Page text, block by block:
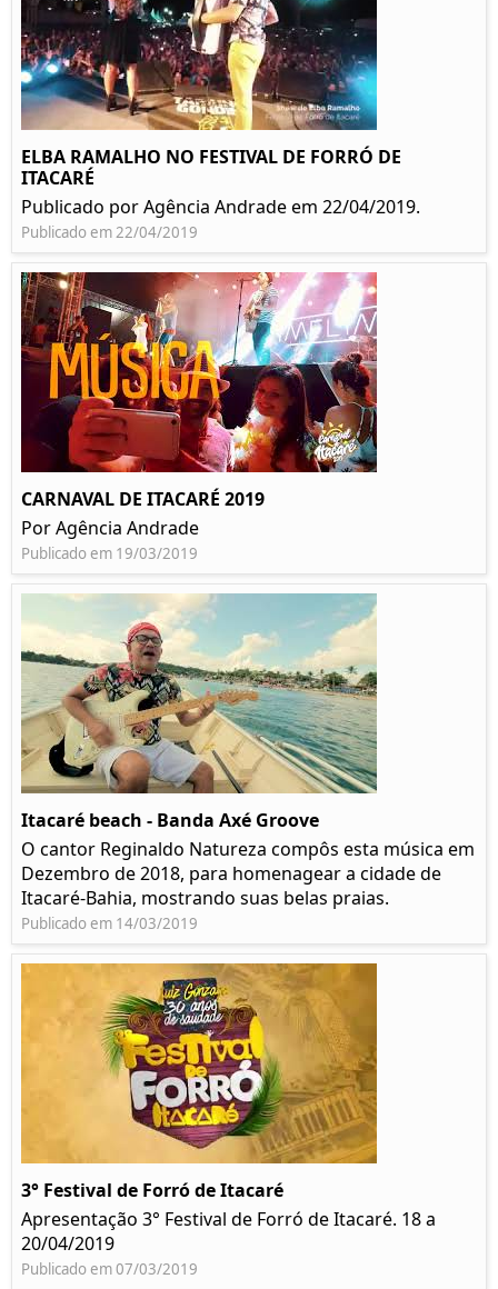
ELBA RAMALHO NO FESTIVAL DE FORRÓ DE
ITACARÉ
Publicado por Agência Andrade em 22/04/2019.
Publicado em 22/04/2019
CARNAVAL DE ITACARÉ 2019
Por Agência Andrade
Publicado em 19/03/2019
Itacaré beach - Banda Axé Groove
O cantor Reginaldo Natureza compôs esta música em
Dezembro de 2018, para homenagear a cidade de
Itacaré-Bahia, mostrando suas belas praias.
Publicado em 14/03/2019
3° Festival de Forró de Itacaré
Apresentação 3° Festival de Forró de Itacaré. 18 a
20/04/2019
Publicado em 07/03/2019